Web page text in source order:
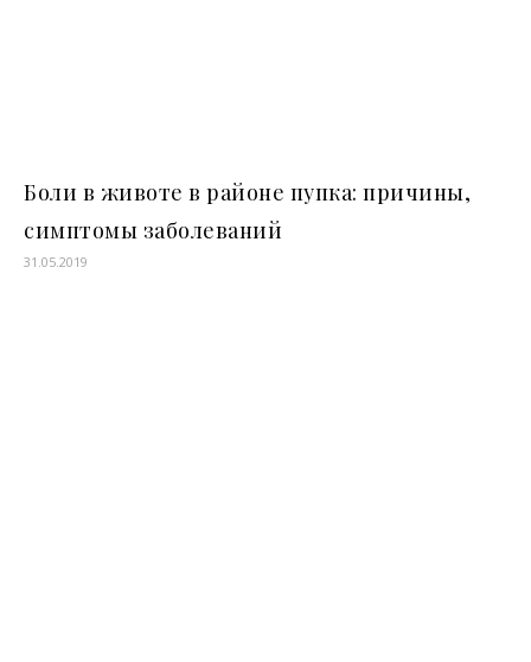
Боли в животе в районе пупка: причины,
симптомы заболеваний
31.05.2019